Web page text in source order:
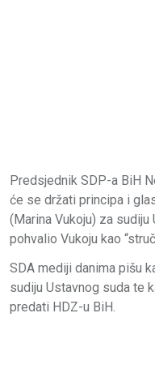
Predsjednik SDP-a BiH
će se držati principa i
(Marina Vukoju) za
pohvalio Vukoju kao
SDA mediji danima pišu
sudiju Ustavnog suda te
predati HDZ-u BiH.